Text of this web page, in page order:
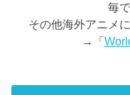
毎
その他海外アニメ
→「